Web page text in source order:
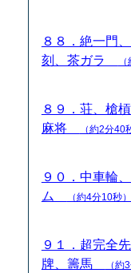
８８．絶一門
刻、茶ガラ
８９．荘、槍
麻将
（約2分40
９０．中車輪
ム
（約4分10秒）
９１．超完全
牌、籌馬
（約